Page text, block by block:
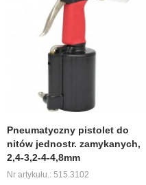
Pneumatyczny pistolet do
nitów jednostr. zamykanych,
2,4-3,2-4-4,8mm
Nr artykułu.: 515.3102